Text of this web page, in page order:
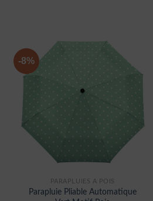
-8%
PARAPLUIES À POIS
Parapluie Pliable Automatique